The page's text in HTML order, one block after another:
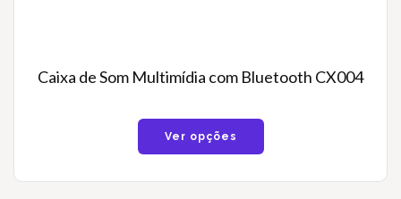
Caixa de Som Multimídia com Bluetooth CX004
Ver opções